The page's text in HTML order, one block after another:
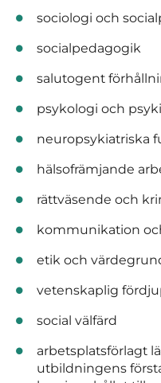
sociologi och
socialpedagogik
salutogent
psykologi och
neuropsykiatriska
hälsofrämjande
rättväsende och
kommunikation
etik och
vetenskaplig
social välfärd
arbetsplatsförlagt
utbildningens